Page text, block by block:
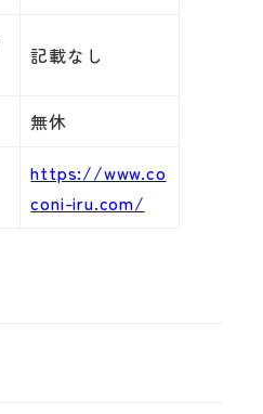
記載なし
無休
https://www.co
coni-iru.com/